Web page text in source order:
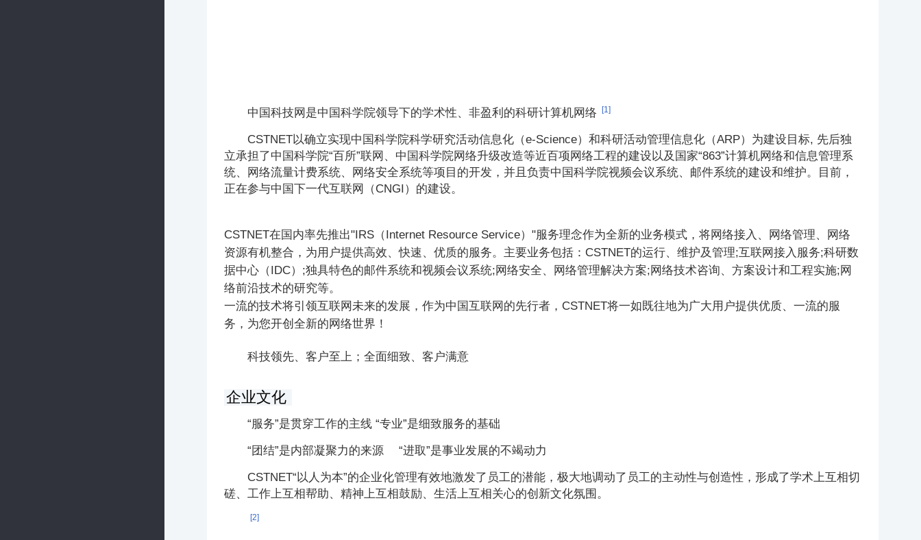
中国科技网是中国科学院领导下的学术性、非盈利的科研计算机网络 [1]
CSTNET以确立实现中国科学院科学研究活动信息化（e-Science）和科研活动管理信息化（ARP）为建设目标, 先后独
立承担了中国科学院“百所”联网、中国科学院网络升级改造等近百项网络工程的建设以及国家“863”计算机网络和信息管理系
统、网络流量计费系统、网络安全系统等项目的开发，并且负责中国科学院视频会议系统、邮件系统的建设和维护。目前，
正在参与中国下一代互联网（CNGI）的建设。
CSTNET在国内率先推出"IRS（Internet Resource Service）"服务理念作为全新的业务模式，将网络接入、网络管理、网络
资源有机整合，为用户提供高效、快速、优质的服务。主要业务包括：CSTNET的运行、维护及管理;互联网接入服务;科研数
据中心（IDC）;独具特色的邮件系统和视频会议系统;网络安全、网络管理解决方案;网络技术咨询、方案设计和工程实施;网
络前沿技术的研究等。
一流的技术将引领互联网未来的发展，作为中国互联网的先行者，CSTNET将一如既往地为广大用户提供优质、一流的服
务，为您开创全新的网络世界！
科技领先、客户至上；全面细致、客户满意
企业文化
“服务”是贯穿工作的主线 “专业”是细致服务的基础
“团结”是内部凝聚力的来源 “进取”是事业发展的不竭动力
CSTNET“以人为本”的企业化管理有效地激发了员工的潜能，极大地调动了员工的主动性与创造性，形成了学术上互相切
磋、工作上互相帮助、精神上互相鼓励、生活上互相关心的创新文化氛围。
[2]